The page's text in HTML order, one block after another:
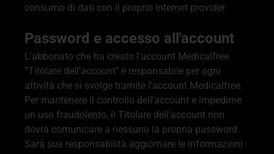
consumo di dati con il proprio Internet provider.
Password e accesso all'account
L'abbonato che ha creato l'account Medicalfree
“Titolare dell’account" è responsabile per ogni
attività che si svolge tramite l'account Medicalfree.
Per mantenere il controllo dell'account e impedirne
un uso fraudolento, il Titolare dell'account non
dovrà comunicare a nessuno la propria password.
Sarà sua responsabilità aggiornare le informazioni